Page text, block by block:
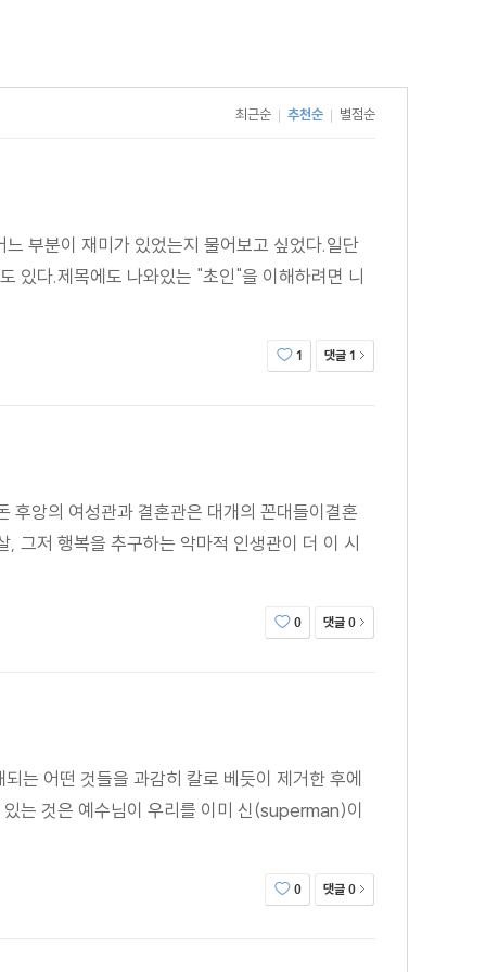
최근순 추천순 별점순
부분이 재미가 있었는지 물어보고 싶었다.일단
있다.제목에도 나와있는 "초인"을 이해하려면 니
1 댓글 1
후앙의 여성관과 결혼관은 대개의 꼰대들이결혼
그저 행복을 추구하는 악마적 인생관이 더 이 시
0 댓글 0
는 어떤 것들을 과감히 칼로 베듯이 제거한 후에
는 것은 예수님이 우리를 이미 신(superman)이
0 댓글 0